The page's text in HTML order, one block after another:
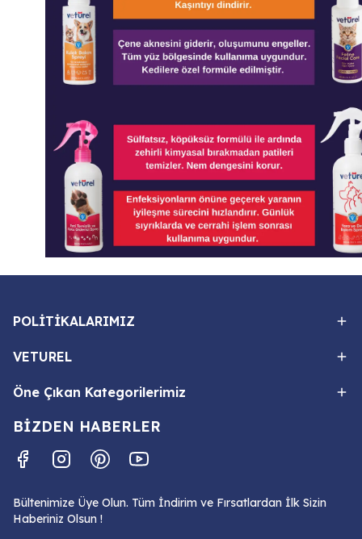
POLİTİKALARIMIZ
VETUREL
Öne Çıkan Kategorilerimiz
BİZDEN HABERLER
Bültenimize Üye Olun. Tüm İndirim ve Fırsatlardan İlk Sizin
Haberiniz Olsun !